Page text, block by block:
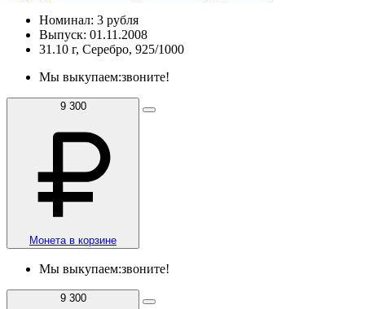
Номинал: 3 рубля
Выпуск: 01.11.2008
31.10 г, Серебро, 925/1000
Мы выкупаем:звоните!
9 300
Монета в корзине
Мы выкупаем:звоните!
9 300